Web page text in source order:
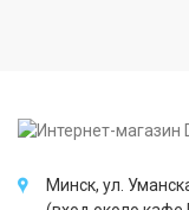
Минск, ул.